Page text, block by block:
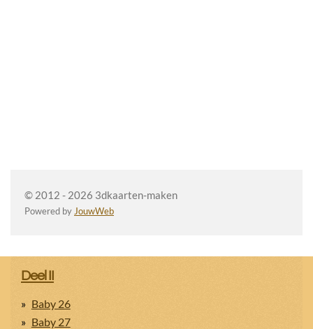
© 2012 - 2026 3dkaarten-maken
Powered by JouwWeb
Deel II
Baby 26
Baby 27